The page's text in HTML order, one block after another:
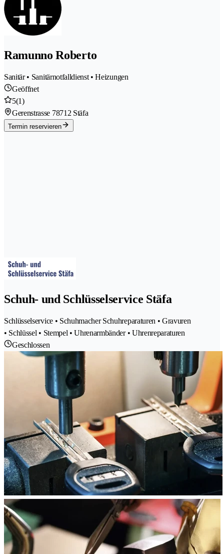
Ramunno Roberto
Sanitär • Sanitärnotfalldienst • Heizungen
Geöffnet
5(1)
Gerenstrasse 78712 Stäfa
Termin reservieren
Schuh- und Schlüsselservice Stäfa
Schlüsselservice • Schuhmacher Schuhreparaturen • Gravuren
• Schlüssel • Stempel • Uhrenarmbänder • Uhrenreparaturen
Geschlossen